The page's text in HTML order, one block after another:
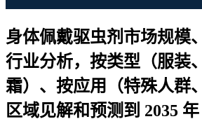
身体佩戴驱虫剂市场规模
行业分析，按类型（服装
霜）、按应用（特殊人群
区域见解和预测到 2035 年